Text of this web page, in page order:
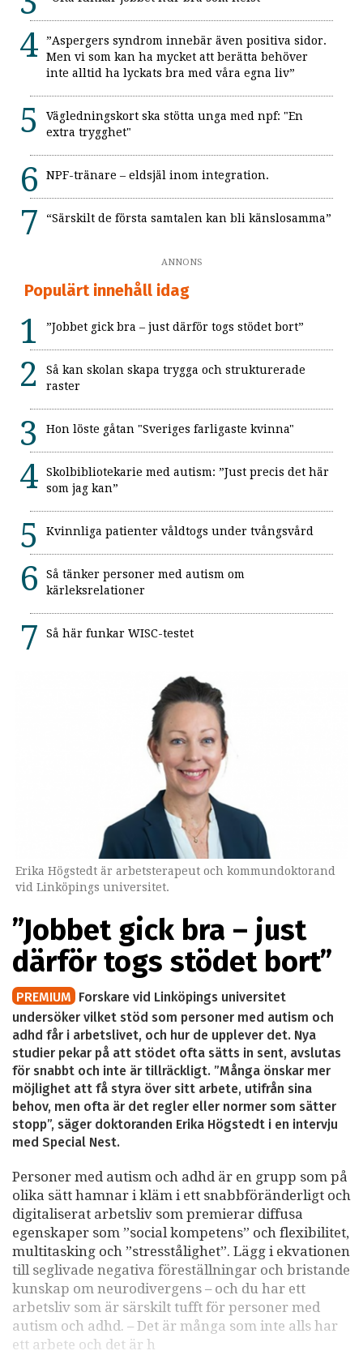
”Aspergers syndrom innebär även positiva sidor.
Men vi som kan ha mycket att berätta behöver
inte alltid ha lyckats bra med våra egna liv”
Vägledningskort ska stötta unga med npf: "En
extra trygghet"
NPF-tränare – eldsjäl inom integration.
“Särskilt de första samtalen kan bli känslosamma”
ANNONS
Populärt innehåll idag
”Jobbet gick bra – just därför togs stödet bort”
Så kan skolan skapa trygga och strukturerade
raster
Hon löste gåtan "Sveriges farligaste kvinna"
Skolbibliotekarie med autism: ”Just precis det här
som jag kan”
Kvinnliga patienter våldtogs under tvångsvård
Så tänker personer med autism om
kärleksrelationer
Så här funkar WISC-testet
Erika Högstedt är arbetsterapeut och kommundoktorand
vid Linköpings universitet.
”Jobbet gick bra – just
därför togs stödet bort”
PREMIUM Forskare vid Linköpings universitet
undersöker vilket stöd som personer med autism och
adhd får i arbetslivet, och hur de upplever det. Nya
studier pekar på att stödet ofta sätts in sent, avslutas
för snabbt och inte är tillräckligt. ”Många önskar mer
möjlighet att få styra över sitt arbete, utifrån sina
behov, men ofta är det regler eller normer som sätter
stopp”, säger doktoranden Erika Högstedt i en intervju
med Special Nest.
Personer med autism och adhd är en grupp som på
olika sätt hamnar i kläm i ett snabbföränderligt och
digitaliserat arbetsliv som premierar diffusa
egenskaper som ”social kompetens” och flexibilitet,
multitasking och ”stresstålighet”. Lägg i ekvationen
till seglivade negativa föreställningar och bristande
kunskap om neurodivergens – och du har ett
arbetsliv som är särskilt tufft för personer med
autism och adhd. – Det är många som inte alls har
ett arbete och det är h